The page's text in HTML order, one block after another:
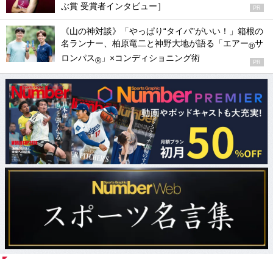
ぶ賞 受賞者インタビュー］
PR
《山の神対談》「やっぱり“タイパ”がいい！」箱根の
名ランナー、柏原竜二と神野大地が語る「エアー®サ
ロンパス® 」×コンディショニング術 PR